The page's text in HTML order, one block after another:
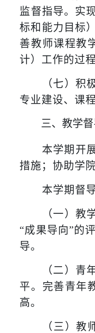
监督指导。实
标和能力目标
善教师课程教
计） 工作的过
（七 ） 积
专业建设、课
三、教学
本学期开
措施；协助学
本学期督
（一） 教
“成果导向”的
导。
（二） 青
平。完善青年
高。
（ 三）教